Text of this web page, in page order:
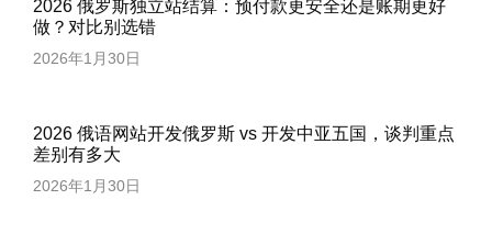
2026 俄罗斯独立站结算：预付款更安全还是账期更好
做？对比别选错
2026年1月30日
2026 俄语网站开发俄罗斯 vs 开发中亚五国，谈判重点
差别有多大
2026年1月30日